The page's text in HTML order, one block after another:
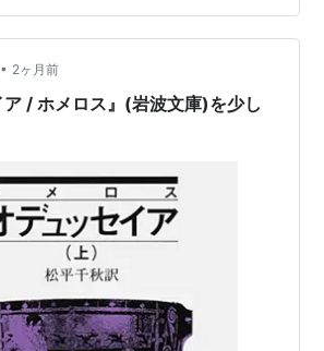
12月号にかけて一部が連載され、
• 2ヶ月前
ア / ホメロス』(岩波文庫)を少し